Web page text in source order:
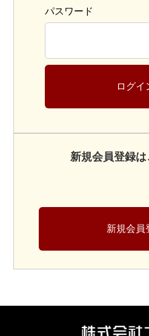
パスワード
ログイ
新規会員登録
新規会員